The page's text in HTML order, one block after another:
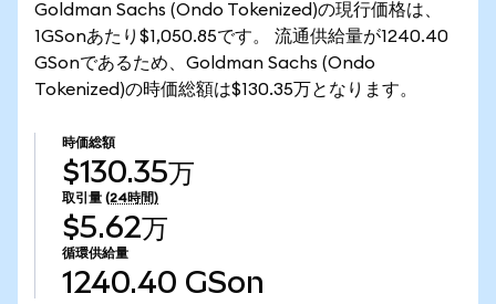
Goldman Sachs (Ondo Tokenized)の現行価格は、
1GSonあたり$1,050.85です。 流通供給量が1240.40
GSonであるため、Goldman Sachs (Ondo
Tokenized)の時価総額は$130.35万となります。
時価総額
$130.35万
取引量 (24時間)
$5.62万
循環供給量
1240.40 GSon